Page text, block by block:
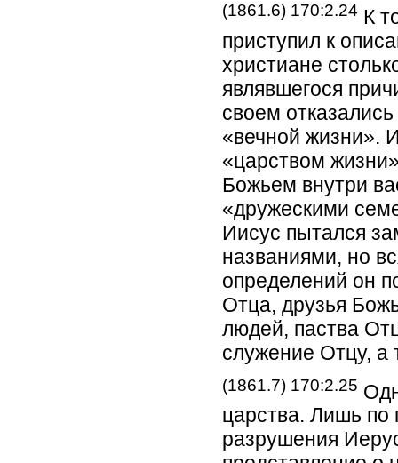
(1861.6) 170:2.24 К
приступил к
христиане
являвшегося
своем
«вечной жизни».
«царством
Божьем внутри
«дружескими
Иисус пытался
названиями, но
определений он
Отца, друзья
людей, паства
служение Отцу,
(1861.7) 170:2.25
царства. Лишь по
разрушения